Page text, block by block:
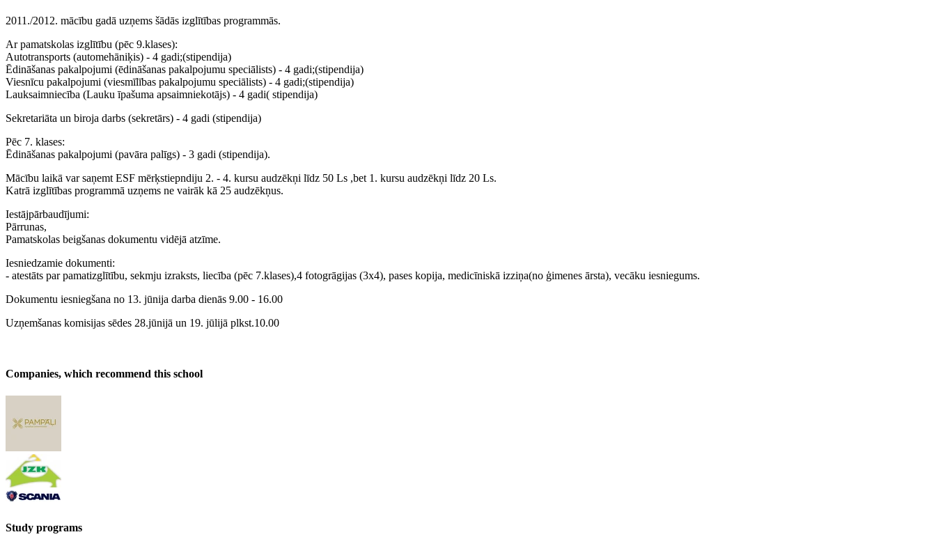
2011./2012. mācību gadā uzņems šādās izglītības programmās.
Ar pamatskolas izglītību (pēc 9.klases):
Autotransports (automehāniķis) - 4 gadi;(stipendija)
Ēdināšanas pakalpojumi (ēdināšanas pakalpojumu speciālists) - 4 gadi;(stipendija)
Viesnīcu pakalpojumi (viesmīlības pakalpojumu speciālists) - 4 gadi;(stipendija)
Lauksaimniecība (Lauku īpašuma apsaimniekotājs) - 4 gadi( stipendija)
Sekretariāta un biroja darbs (sekretārs) - 4 gadi (stipendija)
Pēc 7. klases:
Ēdināšanas pakalpojumi (pavāra palīgs) - 3 gadi (stipendija).
Mācību laikā var saņemt ESF mērķstiepndiju 2. - 4. kursu audzēkņi līdz 50 Ls ,bet 1. kursu audzēkņi līdz 20 Ls.
Katrā izglītības programmā uzņems ne vairāk kā 25 audzēkņus.
Iestājpārbaudījumi:
Pārrunas,
Pamatskolas beigšanas dokumentu vidējā atzīme.
Iesniedzamie dokumenti:
- atestāts par pamatizglītību, sekmju izraksts, liecība (pēc 7.klases),4 fotogrāgijas (3x4), pases kopija, medicīniskā izziņa(no ģimenes ārsta), vecāku iesniegums.
Dokumentu iesniegšana no 13. jūnija darba dienās 9.00 - 16.00
Uzņemšanas komisijas sēdes 28.jūnijā un 19. jūlijā plkst.10.00
Companies, which recommend this school
Study programs